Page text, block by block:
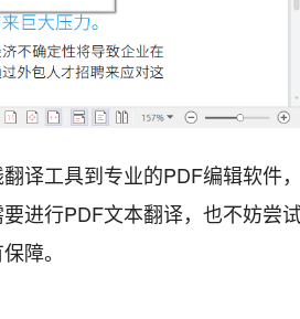
译工具到专业的PDF编辑软件
进行PDF文本翻译，也不妨尝
障。